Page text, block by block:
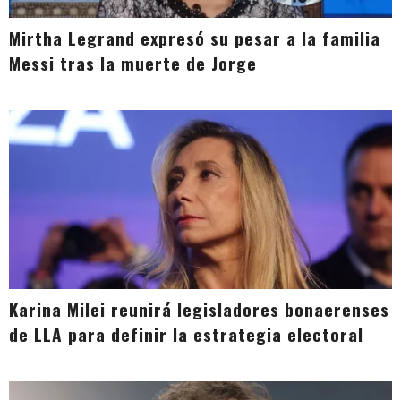
Mirtha Legrand expresó su pesar a la familia
Messi tras la muerte de Jorge
Karina Milei reunirá legisladores bonaerenses
de LLA para definir la estrategia electoral